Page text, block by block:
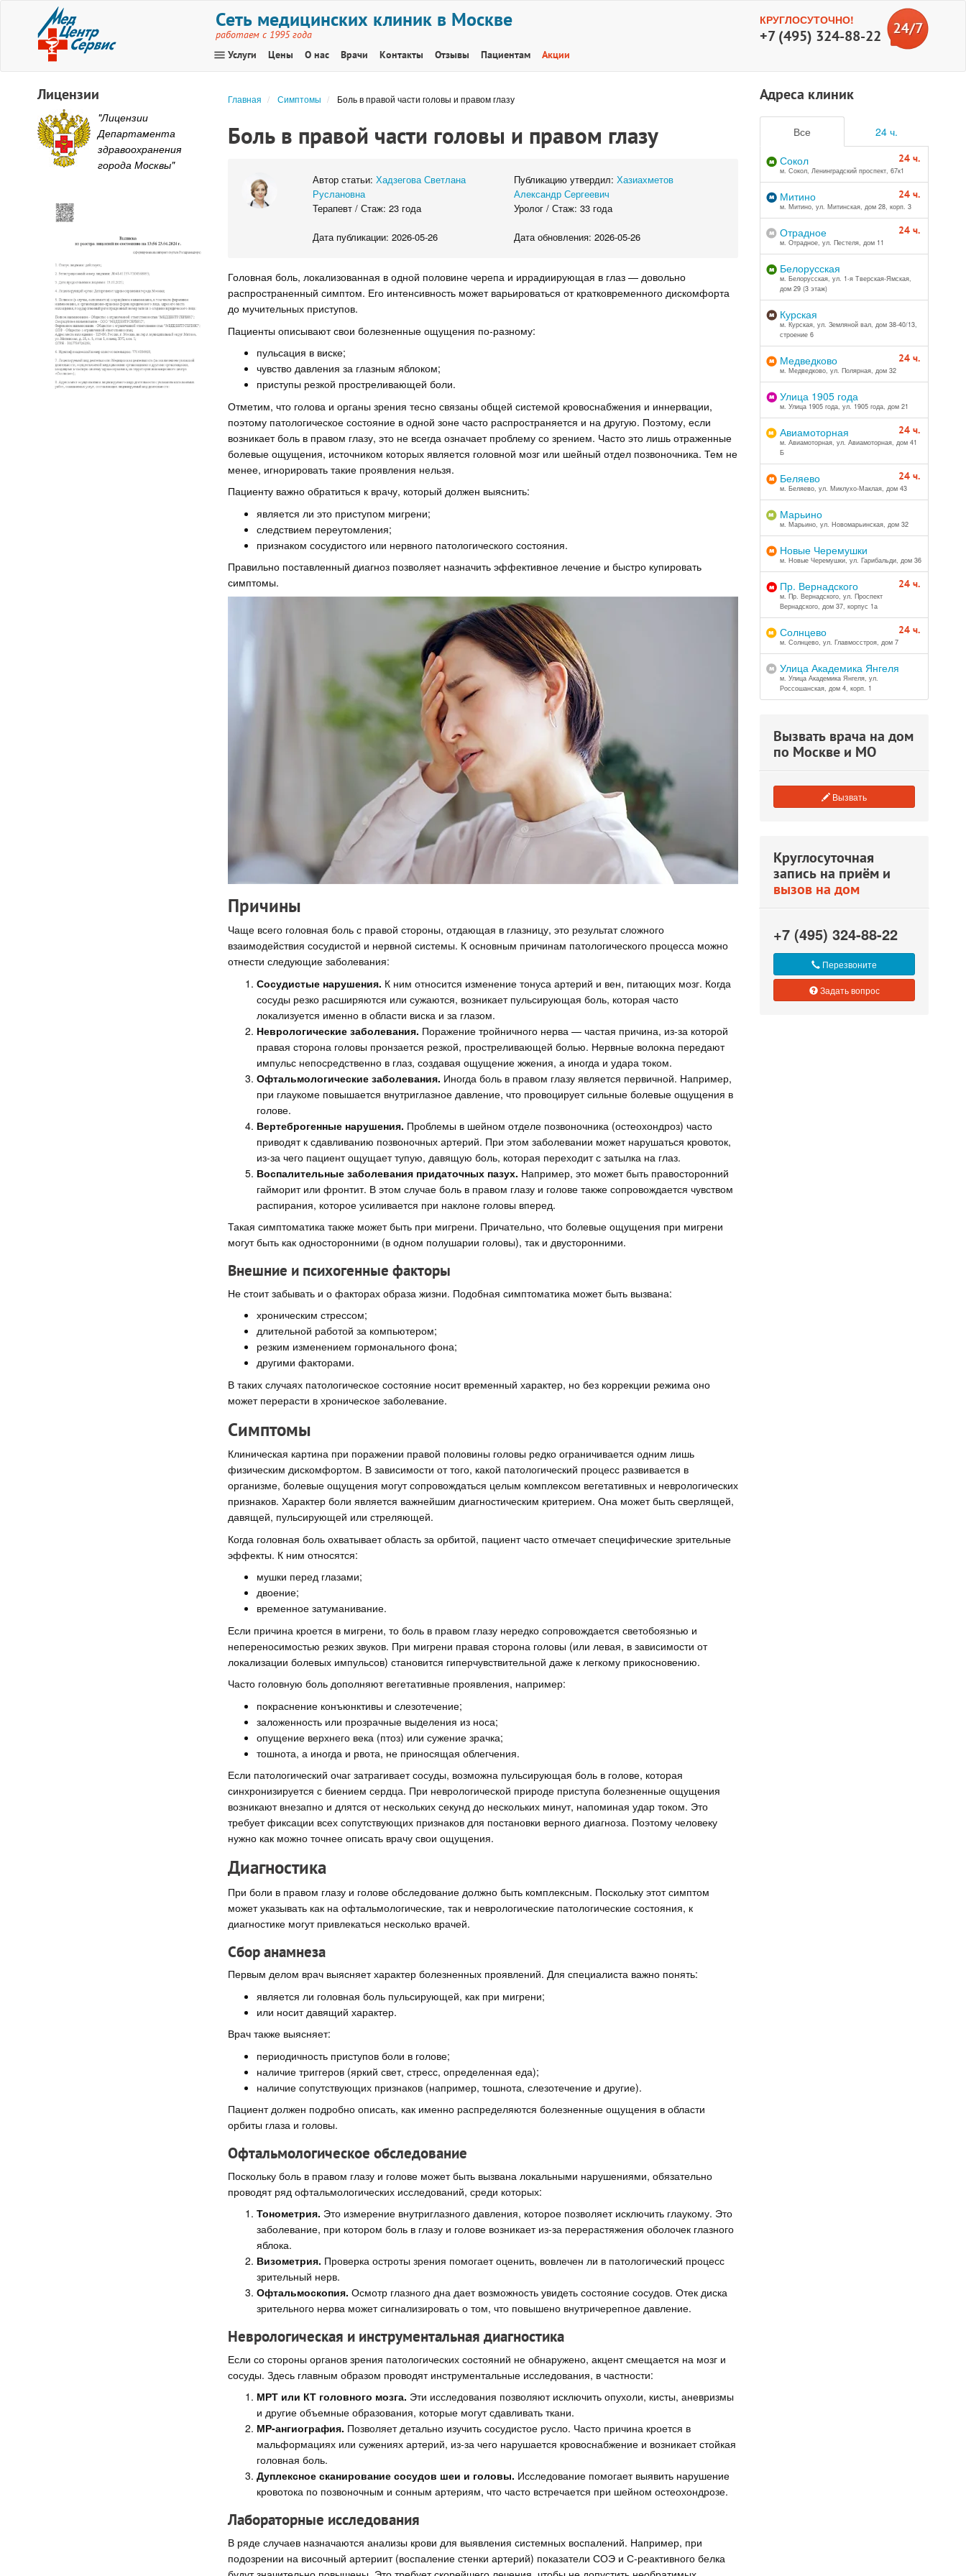
КРУГЛОСУТОЧНО!
+7 (495) 324-88-22
Сеть медицинских клиник в Москве
работаем с 1995 года
menu Услуги Цены О нас Врачи Контакты Отзывы Пациентам Акции
Главная Симптомы Боль в правой части головы и правом глазу
Боль в правой части головы и правом глазу
Автор статьи: Хадзегова Светлана
Руслановна
Терапевт / Стаж: 23 года
Дата публикации: 2026-05-26
Публикацию утвердил:Хазиахметов
Александр Сергеевич
Уролог / Стаж: 33 года
Дата обновления: 2026-05-26
Головная боль, локализованная в одной половине черепа и иррадиирующая в глаз — довольно
распространенный симптом. Его интенсивность может варьироваться от кратковременного дискомфорта
до мучительных приступов.
Пациенты описывают свои болезненные ощущения по-разному:
пульсация в виске;
чувство давления за глазным яблоком;
приступы резкой простреливающей боли.
Отметим, что голова и органы зрения тесно связаны общей системой кровоснабжения и иннервации,
поэтому патологическое состояние в одной зоне часто распространяется и на другую. Поэтому, если
возникает боль в правом глазу, это не всегда означает проблему со зрением. Часто это лишь отраженные
болевые ощущения, источником которых является головной мозг или шейный отдел позвоночника. Тем не
менее, игнорировать такие проявления нельзя.
Пациенту важно обратиться к врачу, который должен выяснить:
является ли это приступом мигрени;
следствием переутомления;
признаком сосудистого или нервного патологического состояния.
Правильно поставленный диагноз позволяет назначить эффективное лечение и быстро купировать
симптомы.
Причины
Чаще всего головная боль с правой стороны, отдающая в глазницу, это результат сложного
взаимодействия сосудистой и нервной системы. К основным причинам патологического процесса можно
отнести следующие заболевания:
Сосудистые нарушения. К ним относится изменение тонуса артерий и вен, питающих мозг. Когда
сосуды резко расширяются или сужаются, возникает пульсирующая боль, которая часто
локализуется именно в области виска и за глазом.
Неврологические заболевания. Поражение тройничного нерва — частая причина, из-за которой
правая сторона головы пронзается резкой, простреливающей болью. Нервные волокна передают
импульс непосредственно в глаз, создавая ощущение жжения, а иногда и удара током.
Офтальмологические заболевания. Иногда боль в правом глазу является первичной. Например,
при глаукоме повышается внутриглазное давление, что провоцирует сильные болевые ощущения в
голове.
Вертеброгенные нарушения. Проблемы в шейном отделе позвоночника (остеохондроз) часто
приводят к сдавливанию позвоночных артерий. При этом заболевании может нарушаться кровоток,
из-за чего пациент ощущает тупую, давящую боль, которая переходит с затылка на глаз.
Воспалительные заболевания придаточных пазух. Например, это может быть правосторонний
гайморит или фронтит. В этом случае боль в правом глазу и голове также сопровождается чувством
распирания, которое усиливается при наклоне головы вперед.
Такая симптоматика также может быть при мигрени. Причательно, что болевые ощущения при мигрени
могут быть как односторонними (в одном полушарии головы), так и двусторонними.
Внешние и психогенные факторы
Не стоит забывать и о факторах образа жизни. Подобная симптоматика может быть вызвана:
хроническим стрессом;
длительной работой за компьютером;
резким изменением гормонального фона;
другими факторами.
В таких случаях патологическое состояние носит временный характер, но без коррекции режима оно
может перерасти в хроническое заболевание.
Симптомы
Клиническая картина при поражении правой половины головы редко ограничивается одним лишь
физическим дискомфортом. В зависимости от того, какой патологический процесс развивается в
организме, болевые ощущения могут сопровождаться целым комплексом вегетативных и неврологических
признаков. Характер боли является важнейшим диагностическим критерием. Она может быть сверлящей,
давящей, пульсирующей или стреляющей.
Когда головная боль охватывает область за орбитой, пациент часто отмечает специфические зрительные
эффекты. К ним относятся:
мушки перед глазами;
двоение;
временное затуманивание.
Если причина кроется в мигрени, то боль в правом глазу нередко сопровождается светобоязнью и
непереносимостью резких звуков. При мигрени правая сторона головы (или левая, в зависимости от
локализации болевых импульсов) становится гиперчувствительной даже к легкому прикосновению.
Часто головную боль дополняют вегетативные проявления, например:
покраснение конъюнктивы и слезотечение;
заложенность или прозрачные выделения из носа;
опущение верхнего века (птоз) или сужение зрачка;
тошнота, а иногда и рвота, не приносящая облегчения.
Если патологический очаг затрагивает сосуды, возможна пульсирующая боль в голове, которая
синхронизируется с биением сердца. При неврологической природе приступа болезненные ощущения
возникают внезапно и длятся от нескольких секунд до нескольких минут, напоминая удар током. Это
требует фиксации всех сопутствующих признаков для постановки верного диагноза. Поэтому человеку
нужно как можно точнее описать врачу свои ощущения.
Диагностика
При боли в правом глазу и голове обследование должно быть комплексным. Поскольку этот симптом
может указывать как на офтальмологические, так и неврологические патологические состояния, к
диагностике могут привлекаться несколько врачей.
Сбор анамнеза
Первым делом врач выясняет характер болезненных проявлений. Для специалиста важно понять:
является ли головная боль пульсирующей, как при мигрени;
или носит давящий характер.
Врач также выясняет:
периодичность приступов боли в голове;
наличие триггеров (яркий свет, стресс, определенная еда);
наличие сопутствующих признаков (например, тошнота, слезотечение и другие).
Пациент должен подробно описать, как именно распределяются болезненные ощущения в области
орбиты глаза и головы.
Офтальмологическое обследование
Поскольку боль в правом глазу и голове может быть вызвана локальными нарушениями, обязательно
проводят ряд офтальмологических исследований, среди которых:
Тонометрия. Это измерение внутриглазного давления, которое позволяет исключить глаукому. Это
заболевание, при котором боль в глазу и голове возникает из-за перерастяжения оболочек глазного
яблока.
Визометрия. Проверка остроты зрения помогает оценить, вовлечен ли в патологический процесс
зрительный нерв.
Офтальмоскопия. Осмотр глазного дна дает возможность увидеть состояние сосудов. Отек диска
зрительного нерва может сигнализировать о том, что повышено внутричерепное давление.
Неврологическая и инструментальная диагностика
Если со стороны органов зрения патологических состояний не обнаружено, акцент смещается на мозг и
сосуды. Здесь главным образом проводят инструментальные исследования, в частности:
МРТ или КТ головного мозга. Эти исследования позволяют исключить опухоли, кисты, аневризмы
и другие объемные образования, которые могут сдавливать ткани.
МР-ангиография. Позволяет детально изучить сосудистое русло. Часто причина кроется в
мальформациях или сужениях артерий, из-за чего нарушается кровоснабжение и возникает стойкая
головная боль.
Дуплексное сканирование сосудов шеи и головы. Исследование помогает выявить нарушение
кровотока по позвоночным и сонным артериям, что часто встречается при шейном остеохондрозе.
Лабораторные исследования
В ряде случаев назначаются анализы крови для выявления системных воспалений. Например, при
подозрении на височный артериит (воспаление стенки артерий) показатели СОЭ и С-реактивного белка
Лицензии
"Лицензии
Департамента
здравоохранения
города Москвы"
Адреса клиник
Все
24 ч.
Сокол
м. Сокол, Ленинградский проспект, 67к1
24 ч.
Митино
м. Митино, ул. Митинская, дом 28, корп. 3
24 ч.
Отрадное
м. Отрадное, ул. Пестеля, дом 11
24 ч.
Белорусская
м. Белорусская, ул. 1-я Тверская-Ямская,
дом 29 (3 этаж)
Курская
м. Курская, ул. Земляной вал, дом 38-40/13,
строение 6
Медведково
м. Медведково, ул. Полярная, дом 32
24 ч.
Улица 1905 года
м. Улица 1905 года, ул. 1905 года, дом 21
Авиамоторная
м. Авиамоторная, ул. Авиамоторная, дом 41
Б
24 ч.
Беляево
м. Беляево, ул. Миклухо-Маклая, дом 43
24 ч.
Марьино
м. Марьино, ул. Новомарьинская, дом 32
Новые Черемушки
м. Новые Черемушки, ул. Гарибальди, дом 36
Пр. Вернадского
м. Пр. Вернадского, ул. Проспект
Вернадского, дом 37, корпус 1а
24 ч.
Солнцево
м. Солнцево, ул. Главмосстроя, дом 7
24 ч.
Улица Академика Янгеля
м. Улица Академика Янгеля, ул.
Россошанская, дом 4, корп. 1
Вызвать врача на дом
по Москве и МО
Вызвать
Круглосуточная
запись на приём и
вызов на дом
+7 (495) 324-88-22
Перезвоните
Задать вопрос